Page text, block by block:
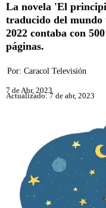
La novela 'El
traducido del mundo
2022 contaba con
páginas.
Por: Caracol Televisión
7 de Abr, 2023
Actualizado: 7 de abr, 2023